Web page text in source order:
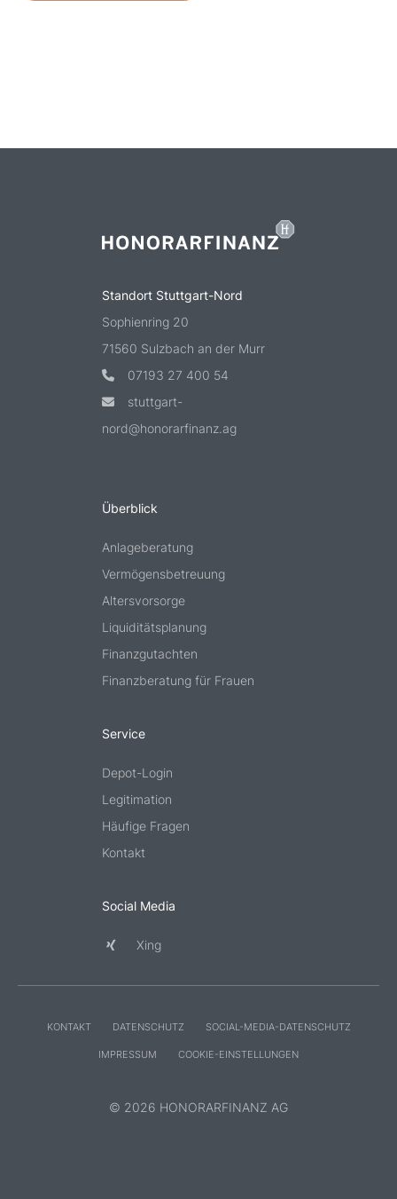
Standort Stuttgart-Nord
Sophienring 20
71560 Sulzbach an der Murr
07193 27 400 54
stuttgart-
nord@honorarfinanz.ag
Überblick
Anlageberatung
Vermögensbetreuung
Altersvorsorge
Liquiditätsplanung
Finanzgutachten
Finanzberatung für Frauen
Service
Depot-Login
Legitimation
Häufige Fragen
Kontakt
Social Media
Xing
KONTAKT DATENSCHUTZ SOCIAL-MEDIA-DATENSCHUTZ
IMPRESSUM COOKIE-EINSTELLUNGEN
© 2026 HONORARFINANZ AG